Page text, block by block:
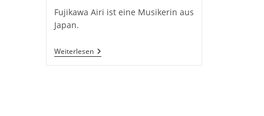
Fujikawa Airi ist eine Musikerin aus
Japan.
Weiterlesen21.
September